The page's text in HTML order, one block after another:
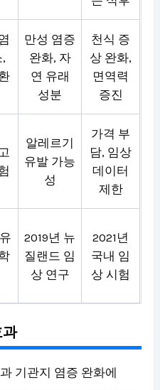
만성 염증
완화, 자
연 유래
성분
천식 증
상 완화,
면역력
증진
알레르기
유발 가능
성
가격 부
담, 임상
데이터
제한
2019년 뉴
질랜드 임
상 연구
2021년
국내 임
상 시험
과
기관지 염증 완화에